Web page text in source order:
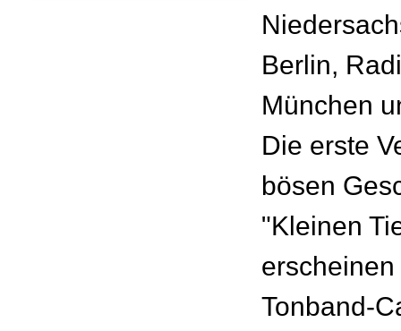
Berlin,
München
Die erste
bösen
"Kleinen
Tonband-